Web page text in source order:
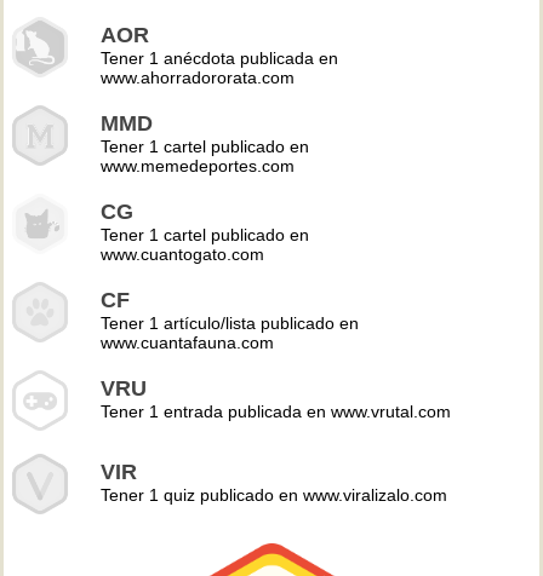
AOR
Tener 1 anécdota publicada en
www.ahorradororata.com
MMD
Tener 1 cartel publicado en
www.memedeportes.com
CG
Tener 1 cartel publicado en
www.cuantogato.com
CF
Tener 1 artículo/lista publicado en
www.cuantafauna.com
VRU
Tener 1 entrada publicada en www.vrutal.com
VIR
Tener 1 quiz publicado en www.viralizalo.com